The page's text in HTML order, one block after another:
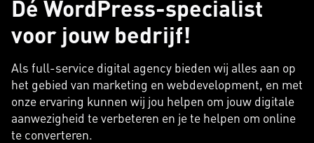
Dé WordPress-specialist
voor jouw bedrijf!
Als full-service digital agency bieden wij alles aan op
het gebied van marketing en webdevelopment, en met
onze ervaring kunnen wij jou helpen om jouw digitale
aanwezigheid te verbeteren en je te helpen om online
te converteren.